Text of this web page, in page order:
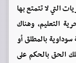
التي لا تتمتع بها
التعليم، وهناك
بالمطلق أو
الحق بالحكم على